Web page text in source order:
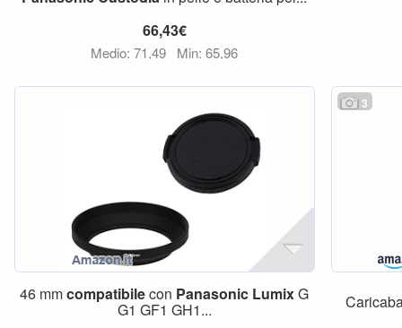
66,43€
Medio: 71,49 Min: 65,96
46 mmcompatibilecon Panasonic LumixG
G1 GF1 GH1...
3